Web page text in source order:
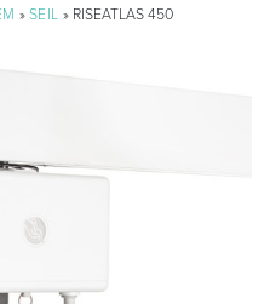
» SEIL » RISEATLAS 450